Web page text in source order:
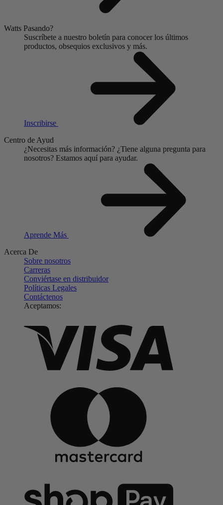
Watts Pasando?
Suscríbete a nuestro boletín para conocer los últimos
productos, obsequios exclusivos y más.
Inscribirse
Centro de Ayud
¿Necesitas más información? ¿Tiene alguna pregunta para
nosotros? Estamos aquí para ayudar.
Aprende Más
Acerca De
Sobre nosotros
Carreras
Conviértase en distribuidor
Políticas Legales
Contáctenos
Aceptamos: